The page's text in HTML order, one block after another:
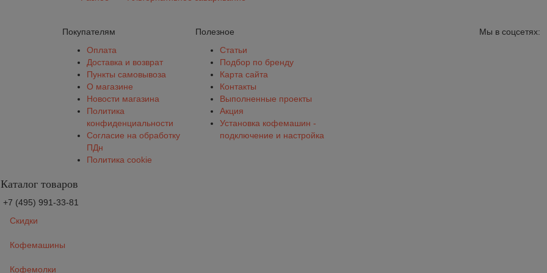
Покупателям
Оплата
Доставка и возврат
Пункты самовывоза
О магазине
Новости магазина
Политика
конфиденциальности
Согласие на обработку
ПДн
Политика cookie
Полезное
Статьи
Подбор по бренду
Карта сайта
Контакты
Выполненные проекты
Акция
Установка кофемашин -
подключение и настройка
Мы в соцсетях:
Каталог товаров
+7 (495) 991-33-81
Скидки
Кофемашины
Кофемолки